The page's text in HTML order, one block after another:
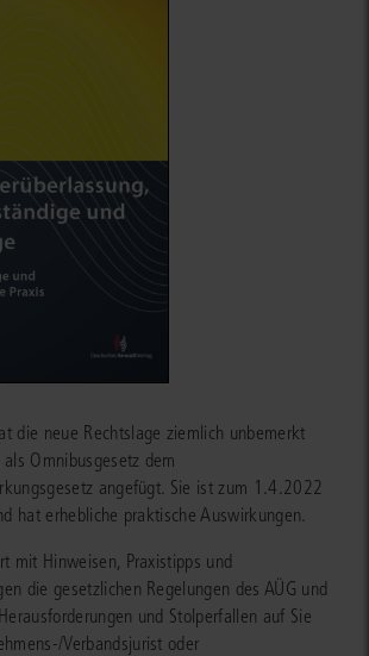
die neue Rechtslage ziemlich unbemerkt
Omnibusgesetz dem
angefügt. Sie ist zum 1.4.2022
hat erhebliche praktische Auswirkungen.
mit Hinweisen, Praxistipps und
die gesetzlichen Regelungen des AÜG und
und Stolperfallen auf Sie
Verbandsjurist oder